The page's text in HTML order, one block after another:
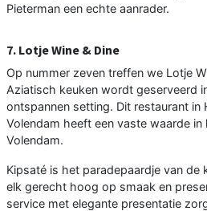
Pieterman een echte aanrader.
7. Lotje Wine & Dine
Op nummer zeven treffen we Lotje
Aziatisch keuken wordt geserveerd
ontspannen setting. Dit restaurant in
Volendam heeft een vaste waarde
Volendam.
Kipsaté is het paradepaardje van de
elk gerecht hoog op smaak en
service met elegante presentatie